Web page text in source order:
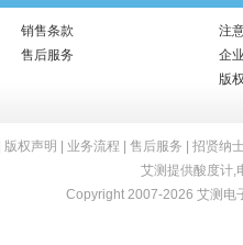
销售条款
售后服务
注
企
版
版权声明 业务流程 售后服务
招贤纳
艾测提供酸度计,
Copyright 2007-2026 艾测电